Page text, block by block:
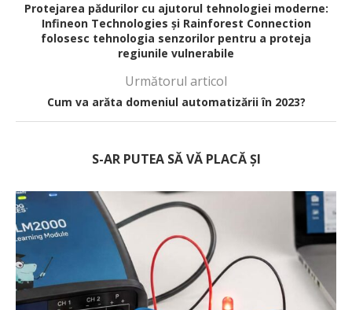
Protejarea pădurilor cu ajutorul tehnologiei moderne:
Infineon Technologies și Rainforest Connection
folosesc tehnologia senzorilor pentru a proteja
regiunile vulnerabile
Următorul articol
Cum va arăta domeniul automatizării în 2023?
S-AR PUTEA SĂ VĂ PLACĂ ȘI